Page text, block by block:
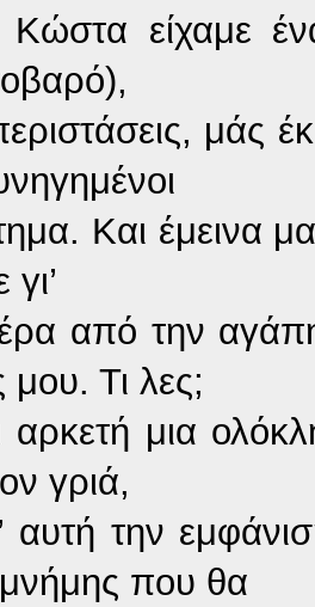
είχαμε
μάς
Και έμεινα
από την
μου. Τι λες;
αρκετή μια
γριά,
αυτή την
που θα